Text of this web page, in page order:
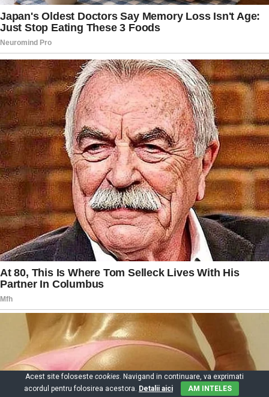
Acest site foloseste cookies. Navigand in continuare, va exprimati
acordul pentru folosirea acestora. Detalii aici AM INTELES